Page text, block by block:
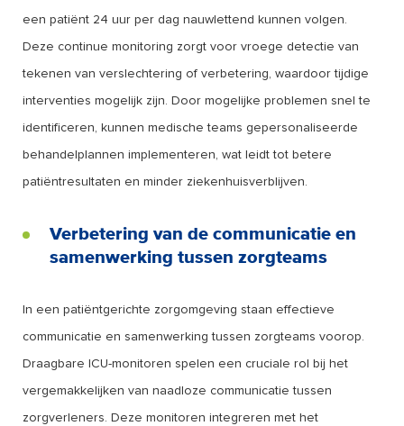
een patiënt 24 uur per dag nauwlettend kunnen volgen.
Deze continue monitoring zorgt voor vroege detectie van
tekenen van verslechtering of verbetering, waardoor tijdige
interventies mogelijk zijn. Door mogelijke problemen snel te
identificeren, kunnen medische teams gepersonaliseerde
behandelplannen implementeren, wat leidt tot betere
patiëntresultaten en minder ziekenhuisverblijven.
Verbetering van de communicatie en
samenwerking tussen zorgteams
In een patiëntgerichte zorgomgeving staan effectieve
communicatie en samenwerking tussen zorgteams voorop.
Draagbare ICU-monitoren spelen een cruciale rol bij het
vergemakkelijken van naadloze communicatie tussen
zorgverleners. Deze monitoren integreren met het